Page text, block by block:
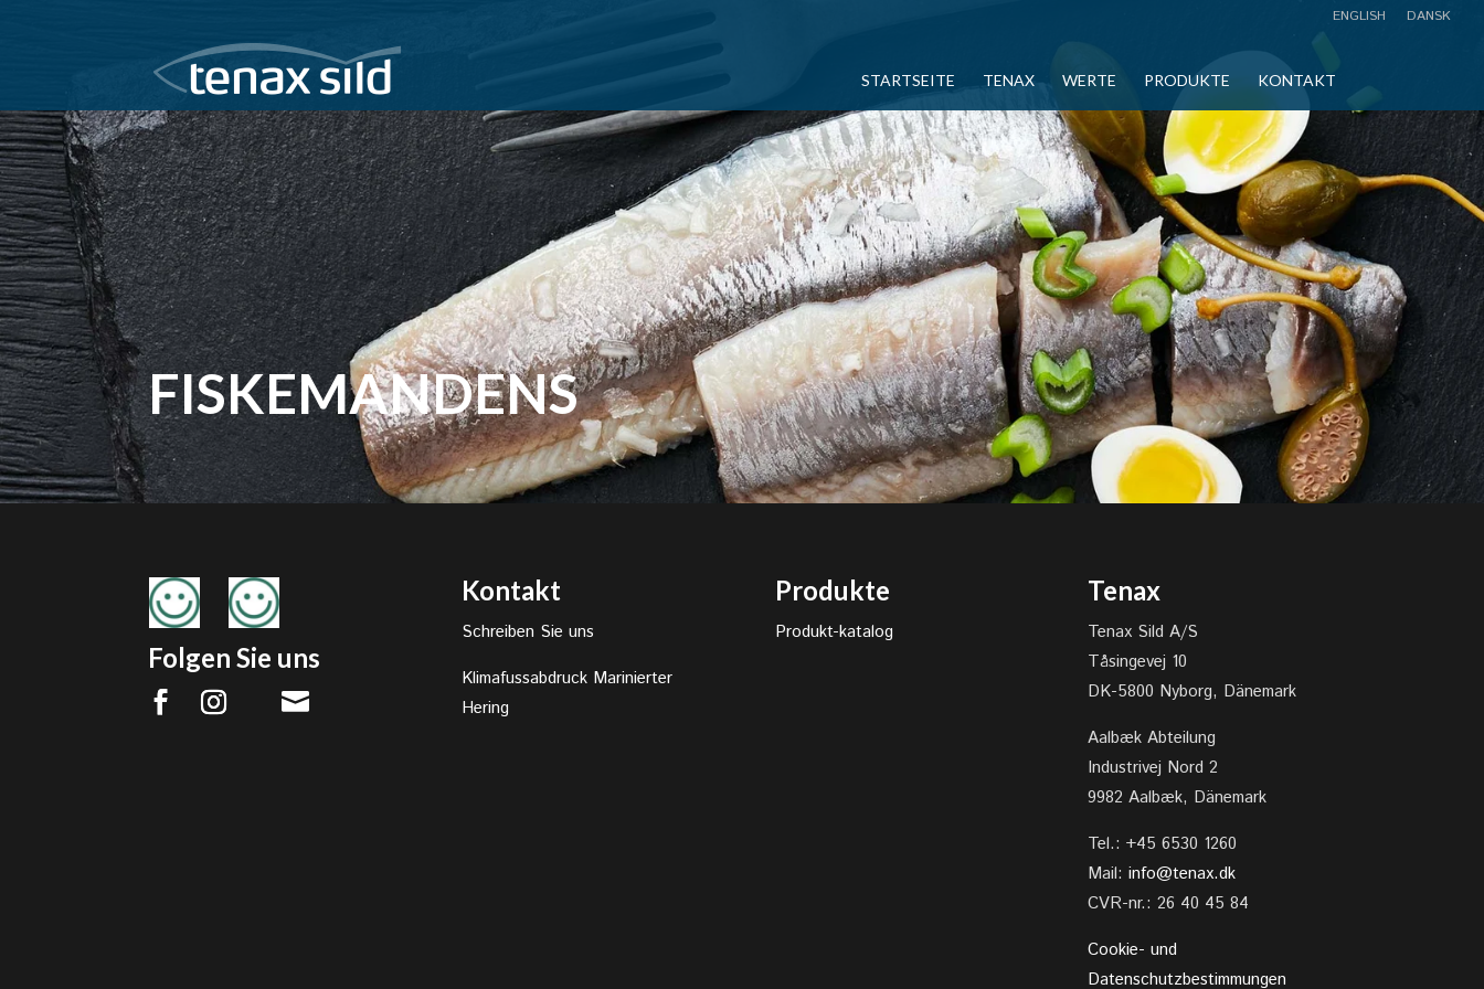
ENGLISH DANSK
STARTSEITE TENAX WERTE PRODUKTE KONTAKT
FISKEMANDENS
Folgen Sie uns

Kontakt
Schreiben Sie uns
Klimafussabdruck Marinierter
Hering
Produkte
Produkt-katalog
Tenax
Tenax Sild A/S
Tåsingevej 10
DK-5800 Nyborg, Dänemark
Aalbæk Abteilung
Industrivej Nord 2
9982 Aalbæk, Dänemark
Tel.: +45 6530 1260
Mail:info@tenax.dk
CVR-nr.: 26 40 45 84
Cookie- und
Datenschutzbestimmungen